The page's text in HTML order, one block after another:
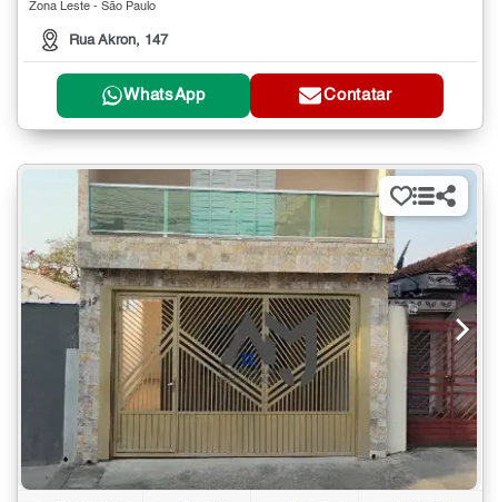
Zona Leste - São Paulo
Rua Akron, 147
WhatsApp Contatar